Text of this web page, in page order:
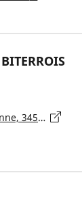
28 Avenue de la Voie Domitienne, 34500 BÉZIERS